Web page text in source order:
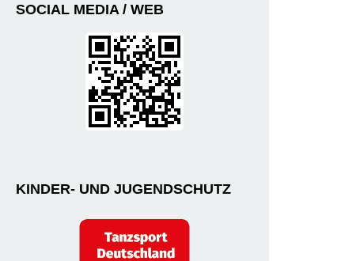
SOCIAL MEDIA / WEB
KINDER- UND JUGENDSCHUTZ